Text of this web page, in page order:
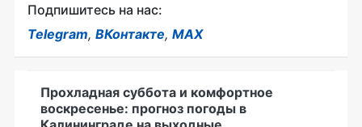
Подпишитесь на нас:
Telegram, ВКонтакте, MAX
Прохладная суббота и комфортное
воскресенье: прогноз погоды в